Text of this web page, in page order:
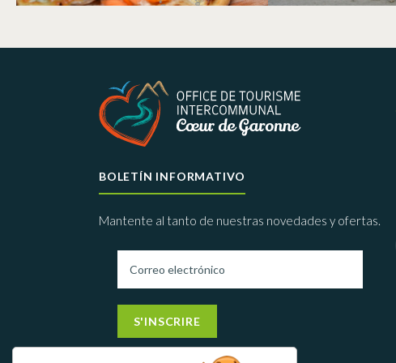
BOLETÍN INFORMATIVO
Mantente al tanto de nuestras novedades y ofertas.
S'INSCRIRE